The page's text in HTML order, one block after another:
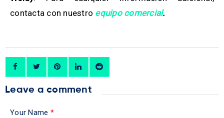
contacta con nuestro equipo comercial.
Leave a comment
Your Name *